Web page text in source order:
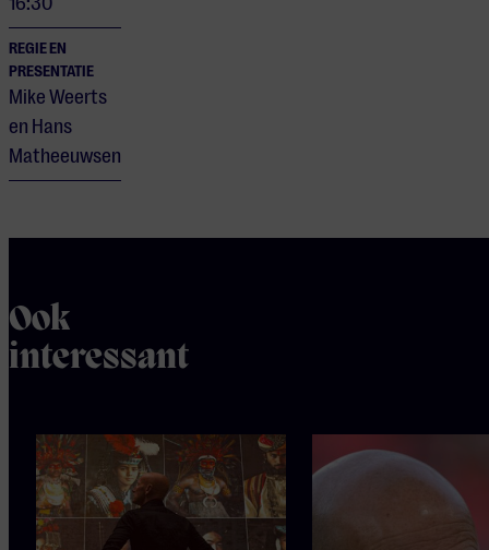
REGIE EN
PRESENTATIE
Mike Weerts
en Hans
Matheeuwsen
Ook
interessant